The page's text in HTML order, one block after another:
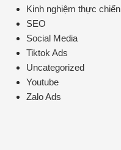
Kinh nghiệm thực chiến
SEO
Social Media
Tiktok Ads
Uncategorized
Youtube
Zalo Ads